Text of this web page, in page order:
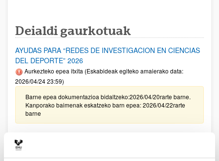
Deialdi gaurkotuak
AYUDAS PARA “REDES DE INVESTIGACION EN CIENCIAS
DEL DEPORTE” 2026
Aurkezteko epea itxita (Eskabideak egiteko amaierako data:
2026/04/24 23:59)
Barne epea dokumentazioa bidaltzeko:2026/04/20rarte barne.
Kanporako baimenak eskatzeko barn epea: 2026/04/22rarte
barne
laguntzak. Lehen seihilekoa 2026
Aurkezteko epea itxita: 2026/04/14 - 2026/05/13